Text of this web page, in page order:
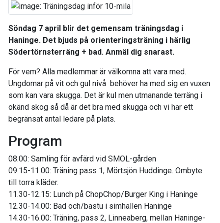
Söndag 7 april blir det gemensam träningsdag i
Haninge. Det bjuds på orienteringsträning i härlig
Södertörnsterräng + bad. Anmäl dig snarast.
För vem? Alla medlemmar är välkomna att vara med.
Ungdomar på vit och gul nivå behöver ha med sig en vuxen
som kan vara skugga. Det är kul men utmanande terräng i
okänd skog så då är det bra med skugga och vi har ett
begränsat antal ledare på plats.
Program
08.00: Samling för avfärd vid SMOL-gården
09.15-11.00: Träning pass 1, Mörtsjön Huddinge. Ombyte
till torra kläder.
11.30-12.15: Lunch på ChopChop/Burger King i Haninge
12.30-14.00: Bad och/bastu i simhallen Haninge
14.30-16.00: Träning, pass 2, Linneaberg, mellan Haninge-